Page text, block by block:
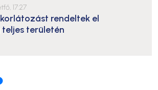
17:27
rendeltek el
területén